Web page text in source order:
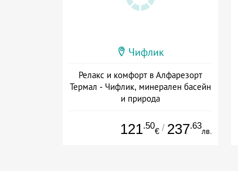
Чифлик
Релакс и комфорт в Алфарезорт
Термал - Чифлик, минерален басейн
и природа
121.50
€ / 237.63
лв.